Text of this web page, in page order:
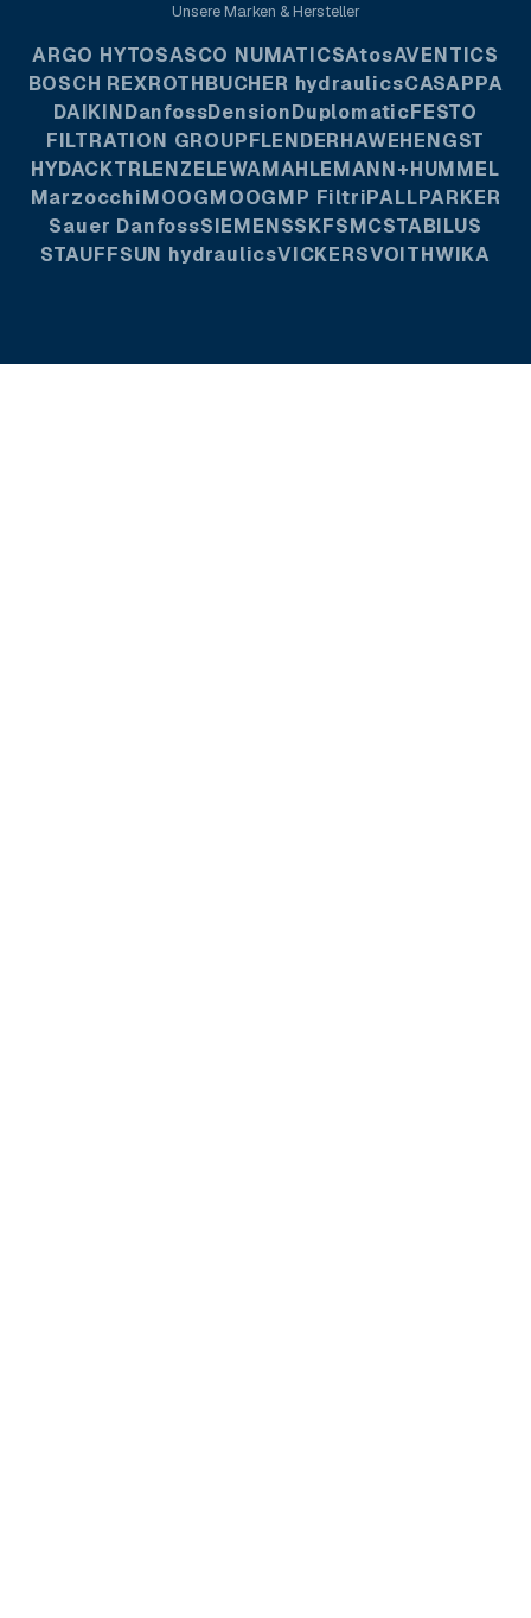
Unsere Marken & Hersteller
ARGO HYTOSASCO NUMATICSAtosAVENTICS
BOSCH REXROTHBUCHER hydraulicsCASAPPA
DAIKINDanfossDensionDuplomaticFESTO
FILTRATION GROUPFLENDERHAWEHENGST
HYDACKTRLENZELEWAMAHLEMANN+HUMMEL
MarzocchiMOOGMOOGMP FiltriPALLPARKER
Sauer DanfossSIEMENSSKFSMCSTABILUS
STAUFFSUN hydraulicsVICKERSVOITHWIKA